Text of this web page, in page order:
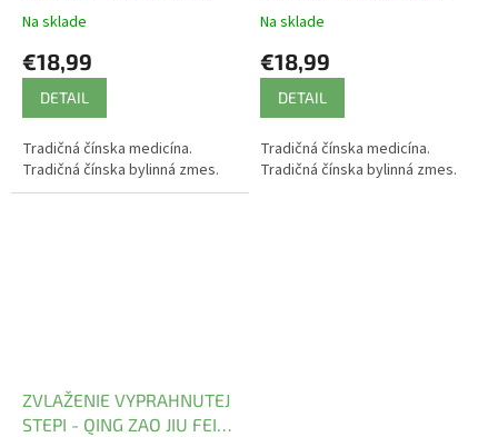
WAN - TCM Herbs
Na sklade
€18,99
DETAIL
Tradičná čínska medicína.
Tradičná čínska bylinná zmes.
mod. - TCM Herbs
Na sklade
€18,99
DETAIL
Tradičná čínska medicína.
Tradičná čínska bylinná zmes.
ZVLAŽENIE VYPRAHNUTEJ
STEPI - QING ZAO JIU FEI